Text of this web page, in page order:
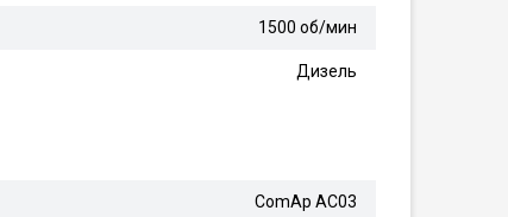
1500 об/мин
Дизель
ComAp AC03